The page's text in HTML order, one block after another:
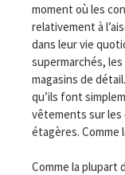
moment où les
relativement à
dans leur vie
supermarchés,
magasins de
qu’ils font
vêtements sur les
étagères. Comme
Comme la plupart